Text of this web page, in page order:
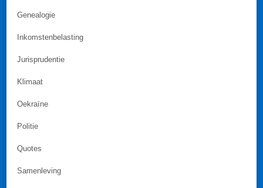
Genealogie
Inkomstenbelasting
Jurisprudentie
Klimaat
Oekraïne
Politie
Quotes
Samenleving